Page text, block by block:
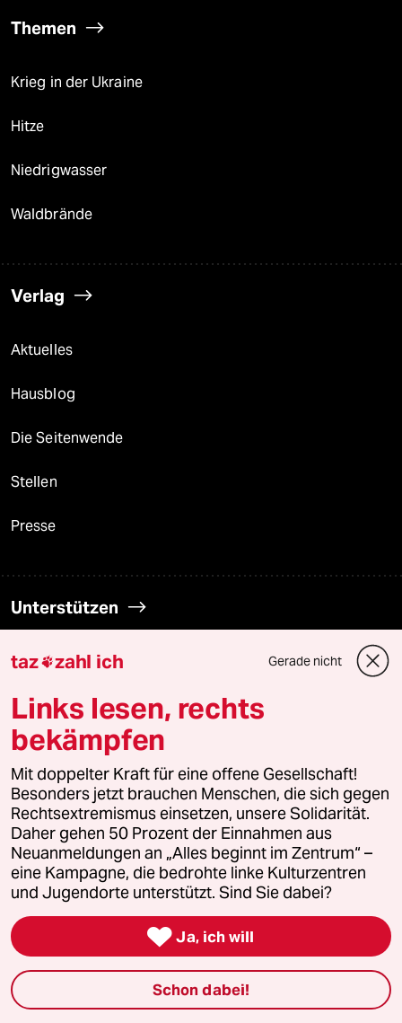
Themen
Krieg in der Ukraine
Hitze
Niedrigwasser
Waldbrände
Verlag
Aktuelles
Hausblog
Die Seitenwende
Stellen
Presse
Unterstützen
abo
genossenschaft
taz zahl ich
recherchefonds ausland
panterstiftung
panterpreis 2026
Podcast
taz zahl ich Gerade nicht
Links lesen, rechts
bekämpfen
Mit doppelter Kraft für eine offene Gesellschaft!
Besonders jetzt brauchen Menschen, die sich gegen
Rechtsextremismus einsetzen, unsere Solidarität.
Daher gehen 50 Prozent der Einnahmen aus
Neuanmeldungen an „Alles beginnt im Zentrum“ –
eine Kampagne, die bedrohte linke Kulturzentren
und Jugendorte unterstützt. Sind Sie dabei?
 Ja, ich will
Schon dabei!